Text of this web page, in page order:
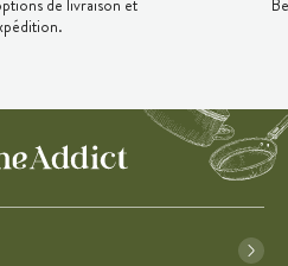
de livraison et